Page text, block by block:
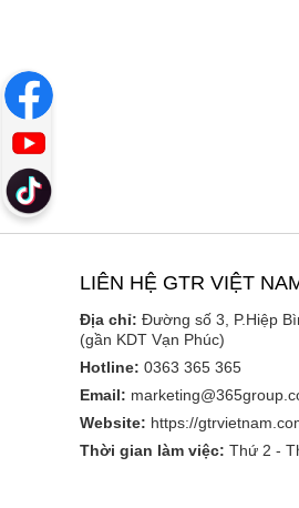
LIÊN HỆ GTR VIỆT
Địa chỉ: Đường số 3, P.Hiệp
(gần KDT Vạn Phúc)
Hotline: 0363 365 365
Email:
Website: https://
Thời gian làm việc: Thứ 2 -